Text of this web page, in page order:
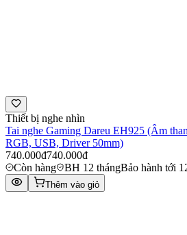
Thiết bị nghe nhìn
Tai nghe Gaming Dareu EH925 (Âm
RGB, USB, Driver 50mm)
740.000đ740.000đ
Còn hàng
BH 12 thángBảo hành tới
Thêm vào giỏ